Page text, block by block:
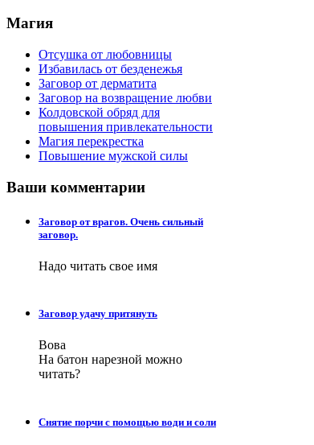
Магия
Отсушка от любовницы
Избавилась от безденежья
Заговор от дерматита
Заговор на возвращение любви
Колдовской обряд для
повышения привлекательности
Магия перекрестка
Повышение мужской силы
Ваши комментарии
Заговор от врагов. Очень сильный
заговор.
Надо читать свое имя
Заговор удачу притянуть
Вова
На батон нарезной можно
читать?
Снятие порчи с помощью води и соли